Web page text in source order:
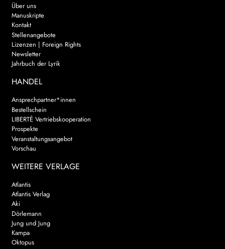
Über uns
Manuskripte
Kontakt
Stellenangebote
Lizenzen | Foreign Rights
Newsletter
Jahrbuch der Lyrik
HANDEL
Ansprechpartner*innen
Bestellschein
LIBERTÉ Vertriebskooperation
Prospekte
Veranstaltungsangebot
Vorschau
WEITERE VERLAGE
Atlantis
Atlantis Verlag
Aki
Dörlemann
Jung und Jung
Kampa
Oktopus